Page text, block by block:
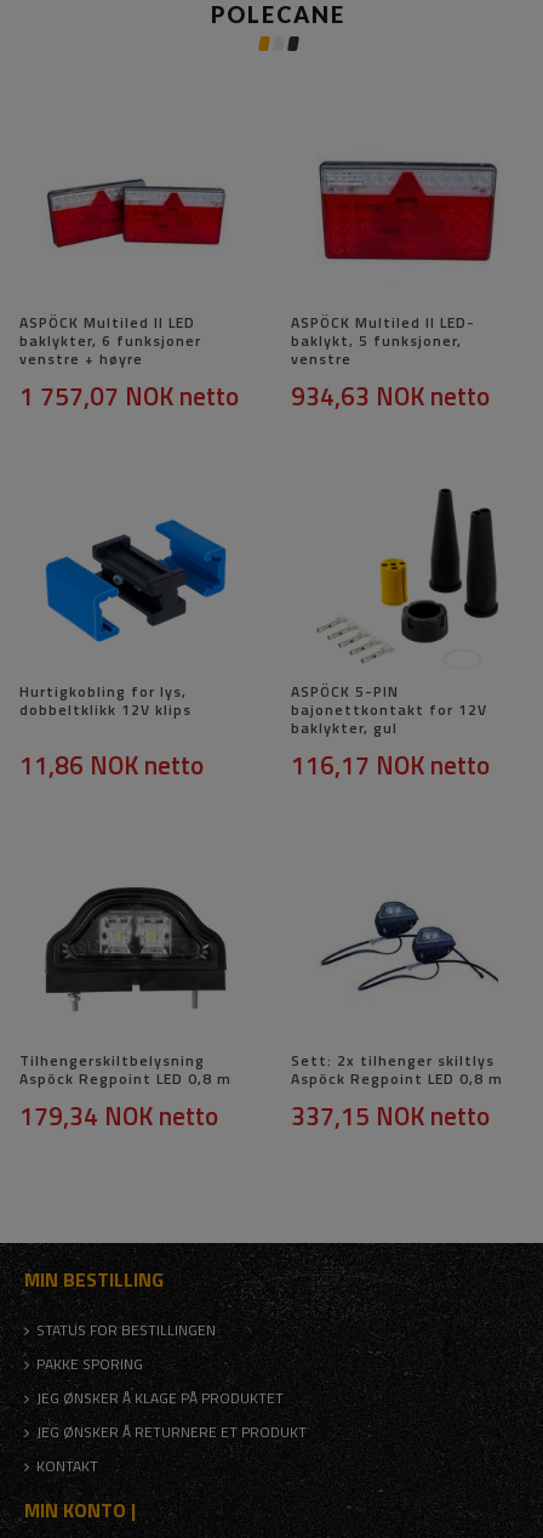
POLECANE
ASPÖCK Multiled II LED
baklykter, 6 funksjoner
venstre + høyre
1 757,07 NOKnetto
ASPÖCK Multiled II LED-
baklykt, 5 funksjoner,
venstre
934,63 NOKnetto
Hurtigkobling for lys,
dobbeltklikk 12V klips
11,86 NOKnetto
ASPÖCK 5-PIN
bajonettkontakt for 12V
baklykter, gul
116,17 NOKnetto
Tilhengerskiltbelysning
Aspöck Regpoint LED 0,8 m
179,34 NOKnetto
Sett: 2x tilhenger skiltlys
Aspöck Regpoint LED 0,8 m
337,15 NOKnetto
MIN BESTILLING
STATUS FOR BESTILLINGEN
PAKKE SPORING
JEG ØNSKER Å KLAGE PÅ PRODUKTET
JEG ØNSKER Å RETURNERE ET PRODUKT
KONTAKT
MIN KONTO |